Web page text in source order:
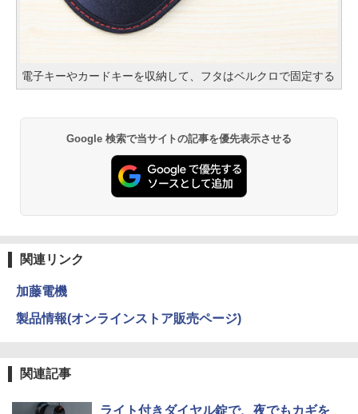
電子キーやカードキーを収納して、フタはベルクロで固定する
Google 検索で当サイトの記事を優先表示させる
関連リンク
加藤電機
製品情報(オンラインストア販売ページ)
関連記事
ライト付きダイヤル錠で、夜でもカギを